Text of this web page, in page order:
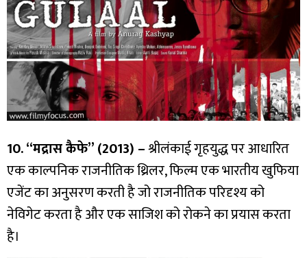
10. “मद्रास कैफे” (2013) –श्रीलंकाई गृहयुद्ध पर आधारित
एक काल्पनिक राजनीतिक थ्रिलर, फिल्म एक भारतीय खुफिया
एजेंट का अनुसरण करती है जो राजनीतिक परिदृश्य को
नेविगेट करता है और एक साजिश को रोकने का प्रयास करता
है।